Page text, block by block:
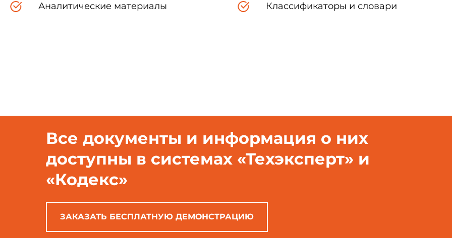
Аналитические материалы Классификаторы и словари
Все документы и информация о них
доступны в системах «Техэксперт» и
«Кодекс»
ЗАКАЗАТЬ БЕСПЛАТНУЮ ДЕМОНСТРАЦИЮ